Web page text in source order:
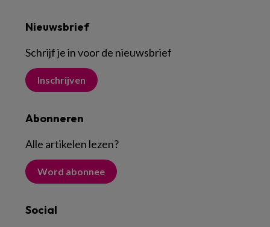
Nieuwsbrief
Schrijf je in voor de nieuwsbrief
Inschrijven
Abonneren
Alle artikelen lezen?
Word abonnee
Social